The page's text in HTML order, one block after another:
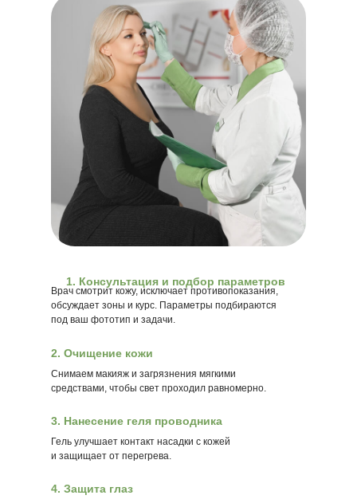
Консультация и подбор параметров
Врач смотрит кожу, исключает противопоказания,
обсуждает зоны и курс. Параметры подбираются
под ваш фототип и задачи.
2. Очищение кожи
Снимаем макияж и загрязнения мягкими
средствами, чтобы свет проходил равномерно.
3. Нанесение геля проводника
Гель улучшает контакт насадки с кожей
и защищает от перегрева.
4. Защита глаз